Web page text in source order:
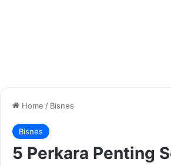
Home / Bisnes
Bisnes
5 Perkara Penting